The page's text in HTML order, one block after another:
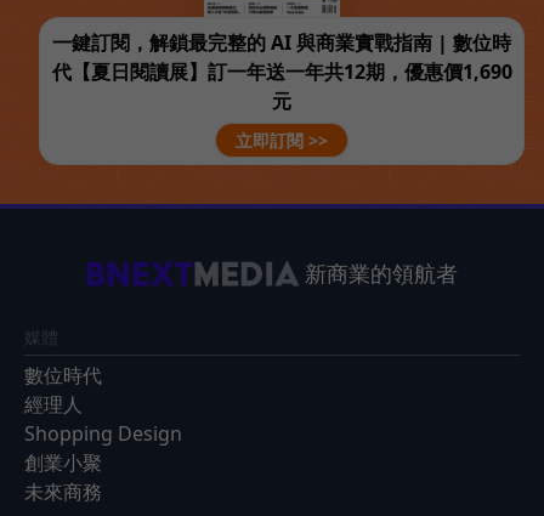
一鍵訂閱，解鎖最完整的 AI 與商業實戰指南 | 數位時
代【夏日閱讀展】訂一年送一年共12期，優惠價1,690
元
立即訂閱 >>
新商業的領航者
媒體
數位時代
經理人
Shopping Design
創業小聚
未來商務